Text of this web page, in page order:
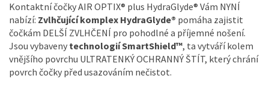
Kontaktní čočky AIR OPTIX® plus HydraGlyde® Vám NYNÍ
nabízí: Zvlhčující komplex HydraGlyde® pomáha zajistit
čočkám DELŠÍ ZVLHČENÍ pro pohodlné a příjemné nošení.
Jsou vybaveny technologií SmartShield™, ta vytváří kolem
vnějšího povrchu ULTRATENKÝ OCHRANNÝ ŠTÍT, který chrání
povrch čočky před usazováním nečistot.